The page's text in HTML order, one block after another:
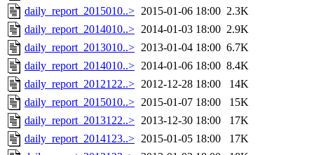
daily_report_2015010..> 2015-01-06 18:00 2.3K
daily_report_2014010..> 2014-01-03 18:00 2.9K
daily_report_2013010..> 2013-01-04 18:00 6.7K
daily_report_2014010..> 2014-01-06 18:00 8.4K
daily_report_2012122..> 2012-12-28 18:00
14K
daily_report_2015010..> 2015-01-07 18:00
15K
daily_report_2013122..> 2013-12-30 18:00
17K
daily_report_2014123..> 2015-01-05 18:00
17K